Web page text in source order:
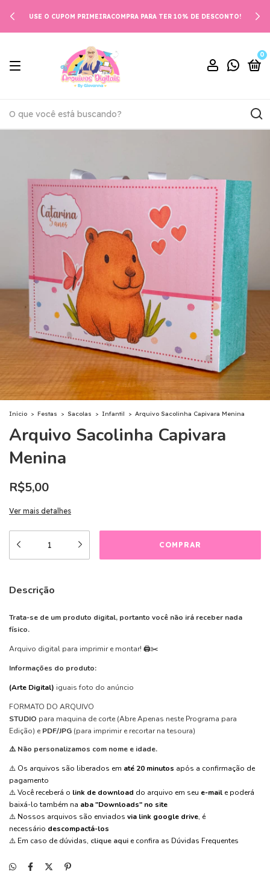
USE O CUPOM PRIMEIRACOMPRA PARA TER 10% DE DESCONTO!
0
Início > Festas > Sacolas > Infantil > Arquivo Sacolinha Capivara Menina
Arquivo Sacolinha Capivara
Menina
R$5,00
Ver mais detalhes
Descrição
Trata-se de um produto digital, portanto você não irá receber nada
físico.
Arquivo digital para imprimir e montar! 🖨️✂️
Informações do produto:
(Arte Digital) iguais foto do anúncio
FORMATO DO ARQUIVO
STUDIO para maquina de corte (Abre Apenas neste Programa para
Edição) e PDF/JPG (para imprimir e recortar na tesoura)
⚠️ Não personalizamos com nome e idade.
⚠️ Os arquivos são liberados em até 20 minutos após a confirmação de
pagamento
⚠️ Você receberá o link de download do arquivo em seu e-mail e poderá
baixá-lo também na aba "Downloads" no site
⚠️ Nossos arquivos são enviados via link google drive, é
necessário descompactá-los
⚠️ Em caso de dúvidas, clique aqui e confira as Dúvidas Frequentes